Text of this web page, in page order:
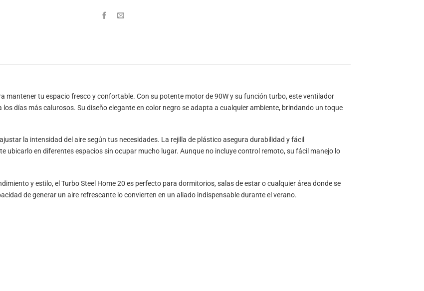
mantener tu espacio fresco y confortable. Con su potente motor de 90W y su función turbo, este ventilador
días más calurosos. Su diseño elegante en color negro se adapta a cualquier ambiente, brindando un toque
la intensidad del aire según tus necesidades. La rejilla de plástico asegura durabilidad y fácil
ubicarlo en diferentes espacios sin ocupar mucho lugar. Aunque no incluye control remoto, su fácil manejo lo
y estilo, el Turbo Steel Home 20 es perfecto para dormitorios, salas de estar o cualquier área donde se
de generar un aire refrescante lo convierten en un aliado indispensable durante el verano.